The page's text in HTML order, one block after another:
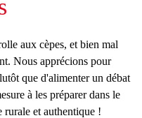
aux cèpes, et bien mal
Nous apprécions pour
que d'alimenter un débat
à les préparer dans le
rurale et authentique !